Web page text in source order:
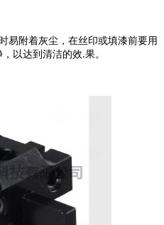
易附着灰尘，在丝印或填漆前要用
以达到清洁的效.果。